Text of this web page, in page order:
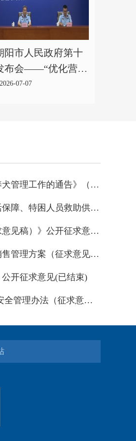
阳市人民政府第十
布会——“优化营商
振兴发展”主题系
07-07
关于公开征求《朝阳市人民政府关于加强养犬管理工作的通告》（征求意见稿）意见的公告（已结束）
关于公开征求《关于提高城乡居民最低生活保障、特困人员救助供养基本生活、孤儿基本生活养育保障和60年代精简退职职工生活补助标准的通知（征求意见稿）》意见的公告(已结束)
《朝阳市涉企行政执法检查管理办法（征求意见稿）》公开征求意见（已结束）
《2026年春节期间朝阳市烟花爆竹燃放及销售管理方案（征求意见稿）》公开征求意见（已结束）
开征求意见(已结束)
朝阳市工业和信息化局就《朝阳市供用电 安全管理办法（征求意见稿）》 公开征求意见(已结束)